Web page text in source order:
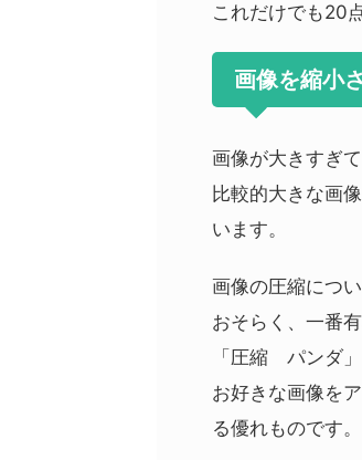
これだけでも20
画像を縮小
画像が大きすぎ
比較的大きな画
います。
画像の圧縮につ
おそらく、一番
「圧縮 パンダ
お好きな画像を
る優れものです。